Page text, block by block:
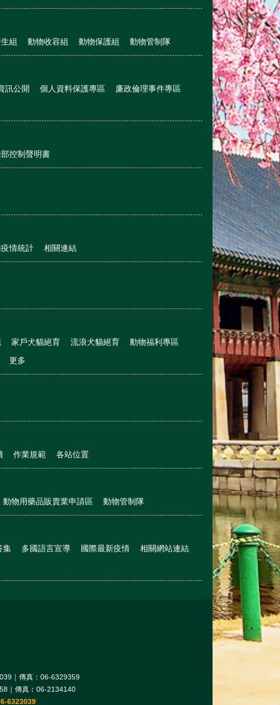
組 動物收容組 動物保護組 動物管制隊
訊公開 個人資料保護專區 廉政倫理事件專區
部控制聲明書
情統計 相關連結
家戶犬貓絕育 流浪犬貓絕育 動物福利專區
更多
作業規範 各站位置
動物用藥品販賣業申請區 動物管制隊
集 多國語言宣導 國際最新疫情 相關網站連結
｜傳真：06-6329359
｜傳真︰06-2134140
6323039